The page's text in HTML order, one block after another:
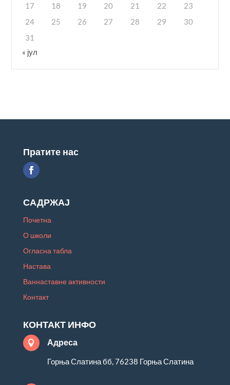
17
18 19 20 21 22
23
24
25 26 27 28 29
30
31
« јул
Пратите нас
САДРЖАЈ
Почетна
О школи
Огласна табла
Настава
Ваннаставне активности
Контакт
КОНТАКТ ИНФО
 Адреса
Горња Слатина бб, 76238 Горња Слатина